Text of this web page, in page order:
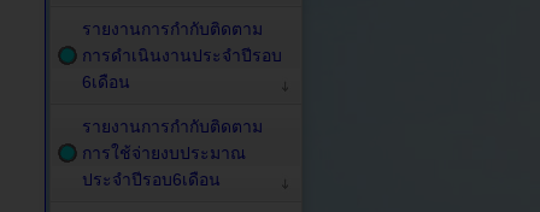
รายงานการกำกับติดตาม
การดำเนินงานประจำปีรอบ
6เดือน
รายงานการกำกับติดตาม
การใช้จ่ายงบประมาณ
ประจำปีรอบ6เดือน